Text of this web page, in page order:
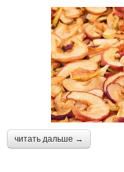
читать дальше →